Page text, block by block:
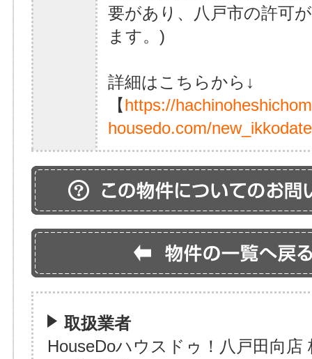
要があり、八戸市の許可
ます。)
詳細はこちらから↓
【https://
housedo.com/
取扱業者
HouseDoハウスドゥ！八戸田向店